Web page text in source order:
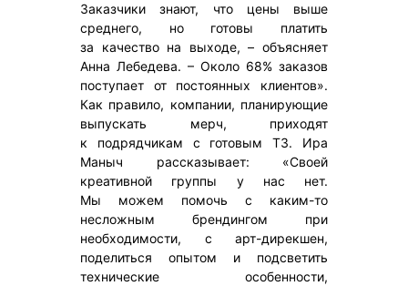
Заказчики знают, что цены выше
среднего, но готовы платить
за качество на выходе, – объясняет
Анна Лебедева. – Около 68% заказов
поступает от постоянных клиентов».
Как правило, компании, планирующие
выпускать мерч, приходят
к подрядчикам с готовым ТЗ. Ира
Маныч рассказывает: «Своей
креативной группы у нас нет.
Мы можем помочь с каким-то
несложным брендингом при
необходимости, с арт-дирекшен,
поделиться опытом и подсветить
технические особенности,